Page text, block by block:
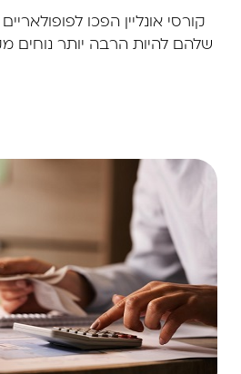
קורסי אונליין הפכו
שלהם להיות הרבה יותר נוחים